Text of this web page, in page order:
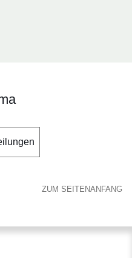
ZUM SEITENANFANG